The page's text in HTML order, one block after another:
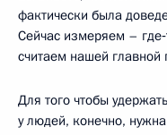
фактически была
Сейчас измеряем –
считаем нашей главной
Для того чтобы
у людей, конечно,